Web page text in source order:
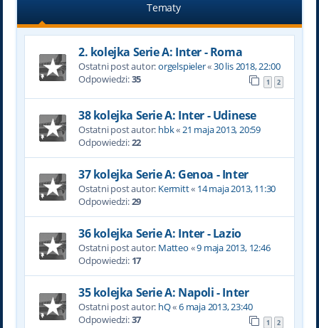
Tematy
2. kolejka Serie A: Inter - Roma
Ostatni post autor:orgelspieler«30 lis 2018, 22:00
Odpowiedzi:35 1 2
38 kolejka Serie A: Inter - Udinese
Ostatni post autor: hbk«21 maja 2013, 20:59
Odpowiedzi:22
37 kolejka Serie A: Genoa - Inter
Ostatni post autor: Kermitt« 14 maja 2013, 11:30
Odpowiedzi:29
36 kolejka Serie A: Inter - Lazio
Ostatni post autor: Matteo «9 maja 2013, 12:46
Odpowiedzi: 17
35 kolejka Serie A: Napoli - Inter
Ostatni post autor: hQ«6 maja 2013, 23:40
Odpowiedzi:37 1 2